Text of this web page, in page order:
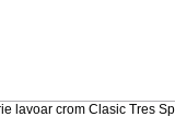
lavoar crom Clasic Tres